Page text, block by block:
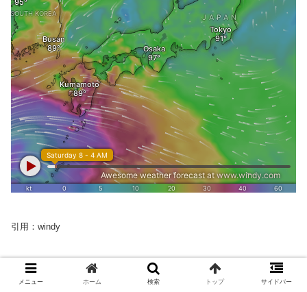
引用：windy
メニュー ホーム 検索 トップ サイドバー